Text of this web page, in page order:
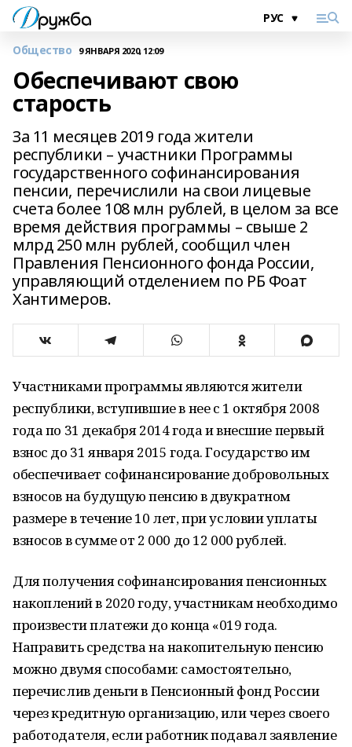
Общество 9 ЯНВАРЯ 2020, 12:09
Обеспечивают свою
старость
За 11 месяцев 2019 года жители
республики – участники Программы
государственного софинансирования
пенсии, перечислили на свои лицевые
счета более 108 млн рублей, в целом за все
время действия программы – свыше 2
млрд 250 млн рублей, сообщил член
Правления Пенсионного фонда России,
управляющий отделением по РБ Фоат
Хантимеров.
Участниками программы являются жители
республики, вступившие в нее с 1 октября 2008
года по 31 декабря 2014 года и внесшие первый
взнос до 31 января 2015 года. Государство им
обеспечивает софинансирование добровольных
взносов на будущую пенсию в двукратном
размере в течение 10 лет, при условии уплаты
взносов в сумме от 2 000 до 12 000 рублей.
Для получения софинансирования пенсионных
накоплений в 2020 году, участникам необходимо
произвести платежи до конца «019 года.
Направить средства на накопительную пенсию
можно двумя способами: самостоятельно,
перечислив деньги в Пенсионный фонд России
через кредитную организацию, или через своего
работодателя, если работник подавал заявление